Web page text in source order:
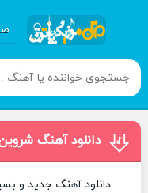
دانلود آهنگ
دانلود آهنگ جدید و